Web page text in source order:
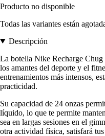
Producto no disponible
Todas las variantes están
Descripción
La botella Nike Recharge Chug
los amantes del deporte y el
entrenamientos más intensos,
practicidad.
Su capacidad de 24 onzas
líquido, lo que te permite
sea en largas sesiones en el
otra actividad física, satisfará